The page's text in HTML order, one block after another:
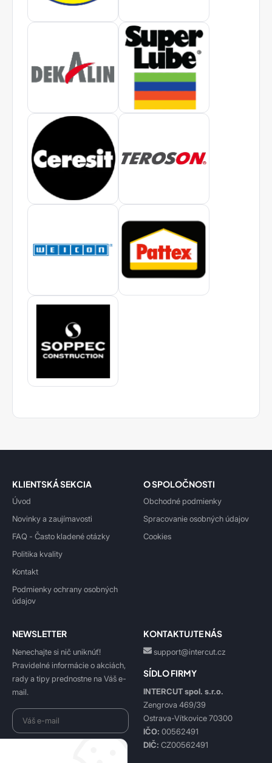
KLIENTSKÁ SEKCIA
Úvod
Novinky a zaujímavosti
FAQ - Často kladené otázky
Politika kvality
Kontakt
Podmienky ochrany osobných
údajov
O SPOLOČNOSTI
Obchodné podmienky
Spracovanie osobných údajov
Cookies
NEWSLETTER
Nenechajte si nič uniknúť!
Pravidelné informácie o akciách,
rady a tipy prednostne na Váš e-
mail.
KONTAKTUJTE NÁS
support@intercut.cz
SÍDLO FIRMY
INTERCUT spol. s.r.o.
Zengrova 469/39
Ostrava-Vítkovice 70300
IČO: 00562491
DIČ: CZ00562491